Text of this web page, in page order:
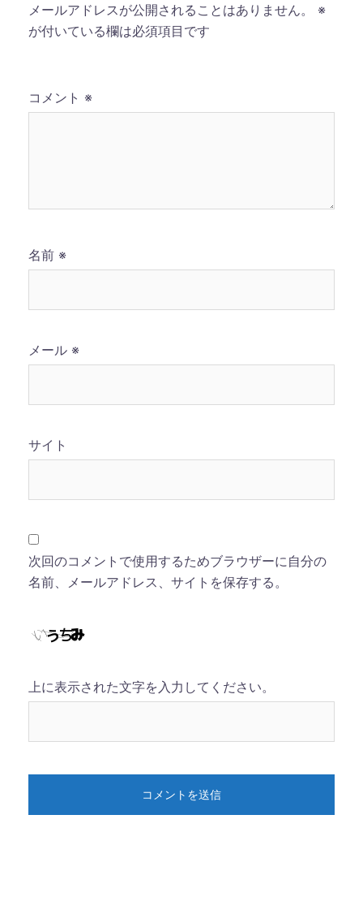
メールアドレスが公開されることはありません。
※
が付いている欄は必須項目です
コメント ※
名前 ※
メール ※
サイト
次回のコメントで使用するためブラウザーに自分の
名前、メールアドレス、サイトを保存する。
上に表示された文字を入力してください。